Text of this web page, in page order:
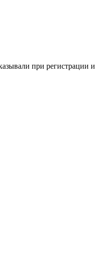
при регистрации и